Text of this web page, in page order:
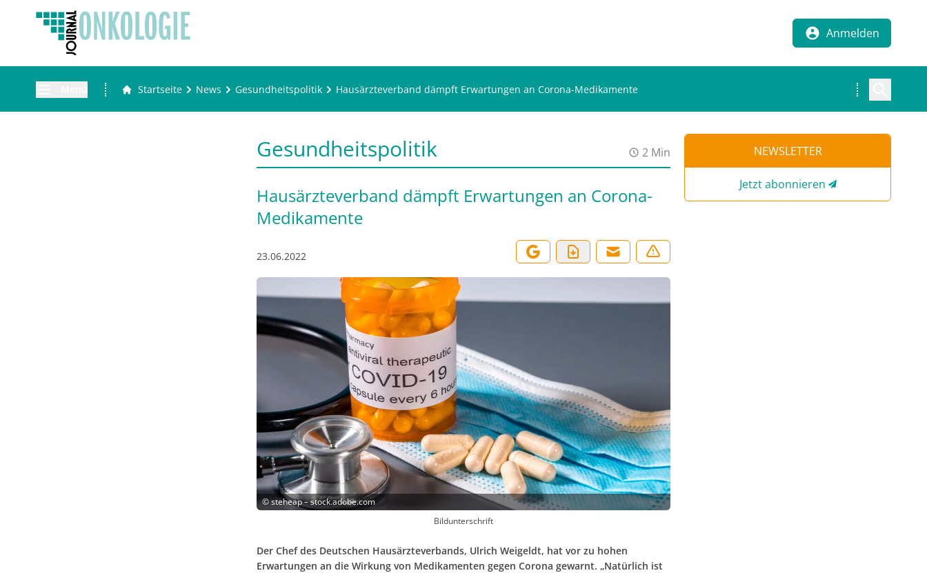
Anmelden
Startseite News Gesundheitspolitik Hausärzteverband dämpft Erwartungen an Corona-Medikamente
Gesundheitspolitik 2 Min
Hausärzteverband dämpft Erwartungen an Corona-
Medikamente
23.06.2022
©steheap – stock.adobe.com
Bildunterschrift
Der Chef des Deutschen Hausärzteverbands, Ulrich Weigeldt, hat vor zu hohen
Erwartungen an die Wirkung von Medikamenten gegen Corona gewarnt. „Natürlich ist
NEWSLETTER
Jetzt abonnieren